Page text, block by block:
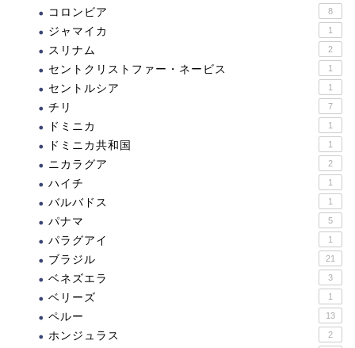
コロンビア 8
ジャマイカ 1
スリナム 2
セントクリストファー・ネービス 1
セントルシア 1
チリ 7
ドミニカ 1
ドミニカ共和国 1
ニカラグア 2
ハイチ 1
バルバドス 1
パナマ 5
パラグアイ 1
ブラジル 21
ベネズエラ 3
ベリーズ 1
ペルー 13
ホンジュラス 2